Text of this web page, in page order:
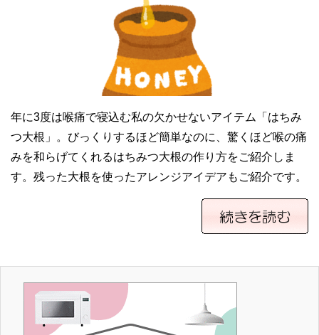
年に3度は喉痛で寝込む私の欠かせないアイテム「はちみ
つ大根」。びっくりするほど簡単なのに、驚くほど喉の痛
みを和らげてくれるはちみつ大根の作り方をご紹介しま
す。残った大根を使ったアレンジアイデアもご紹介です。